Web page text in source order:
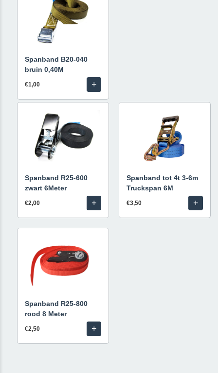
Spanband B20-040
bruin 0,40M
€1,00 +
Spanband R25-600
zwart 6Meter
€2,00 +
Spanband tot 4t 3-6m
Truckspan 6M
€3,50 +
Spanband R25-800
rood 8 Meter
€2,50 +